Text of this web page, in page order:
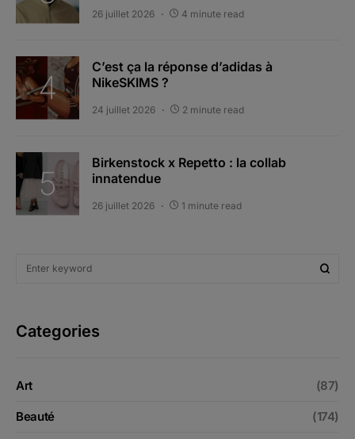
26 juillet 2026 4 minute read
C’est ça la réponse d’adidas à
NikeSKIMS ?
24 juillet 2026 2 minute read
Birkenstock x Repetto : la collab
innatendue
26 juillet 2026 1 minute read
Categories
Art (87)
Beauté (174)